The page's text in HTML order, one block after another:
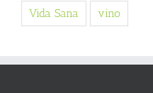
Vida Sana vino